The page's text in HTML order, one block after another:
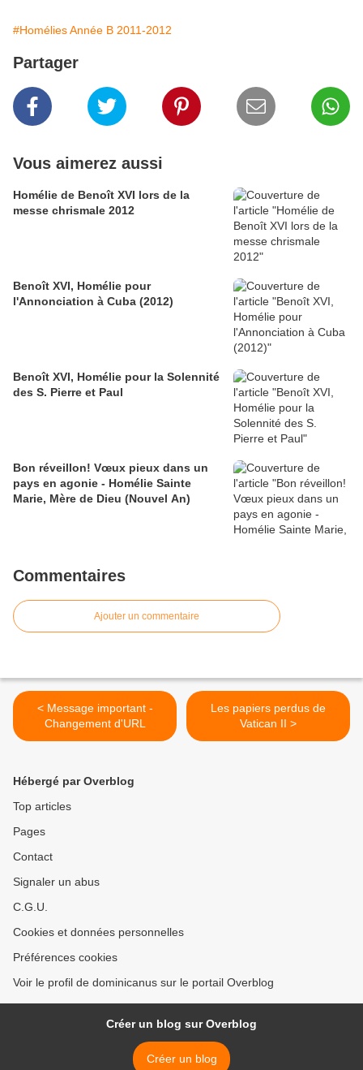
#Homélies Année B 2011-2012
Partager
Vous aimerez aussi
Homélie de Benoît XVI lors de la
messe chrismale 2012
Benoît XVI, Homélie pour
l'Annonciation à Cuba (2012)
Benoît XVI, Homélie pour la Solennité
des S. Pierre et Paul
Bon réveillon! Vœux pieux dans un
pays en agonie - Homélie Sainte
Marie, Mère de Dieu (Nouvel An)
Commentaires
Ajouter un commentaire
< Message important -
Changement d'URL
Les papiers perdus de
Vatican II >
Hébergé par Overblog
Top articles
Pages
Contact
Signaler un abus
C.G.U.
Cookies et données personnelles
Préférences cookies
Voir le profil de dominicanus sur le portail Overblog
Créer un blog sur Overblog
Créer un blog